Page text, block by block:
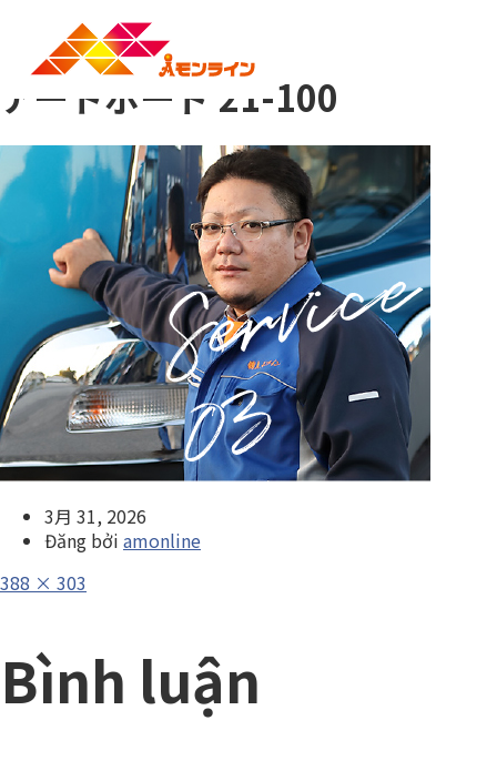
Next Image
アートボード 21-100
3月 31, 2026
Đăng bởi amonline
Full
388 × 303
Bình luận